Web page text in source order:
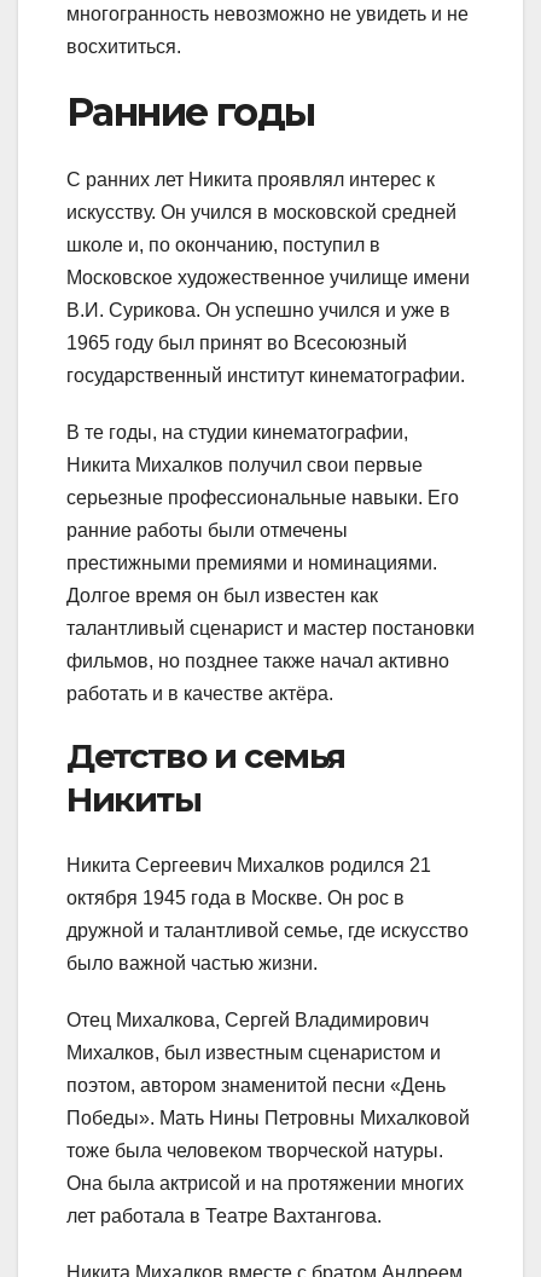
многогранность невозможно не увидеть и не
восхититься.
Ранние годы
С ранних лет Никита проявлял интерес к
искусству. Он учился в московской средней
школе и, по окончанию, поступил в
Московское художественное училище имени
В.И. Сурикова. Он успешно учился и уже в
1965 году был принят во Всесоюзный
государственный институт кинематографии.
В те годы, на студии кинематографии,
Никита Михалков получил свои первые
серьезные профессиональные навыки. Его
ранние работы были отмечены
престижными премиями и номинациями.
Долгое время он был известен как
талантливый сценарист и мастер постановки
фильмов, но позднее также начал активно
работать и в качестве актёра.
Детство и семья
Никиты
Никита Сергеевич Михалков родился 21
октября 1945 года в Москве. Он рос в
дружной и талантливой семье, где искусство
было важной частью жизни.
Отец Михалкова, Сергей Владимирович
Михалков, был известным сценаристом и
поэтом, автором знаменитой песни «День
Победы». Мать Нины Петровны Михалковой
тоже была человеком творческой натуры.
Она была актрисой и на протяжении многих
лет работала в Театре Вахтангова.
Никита Михалков вместе с братом Андреем